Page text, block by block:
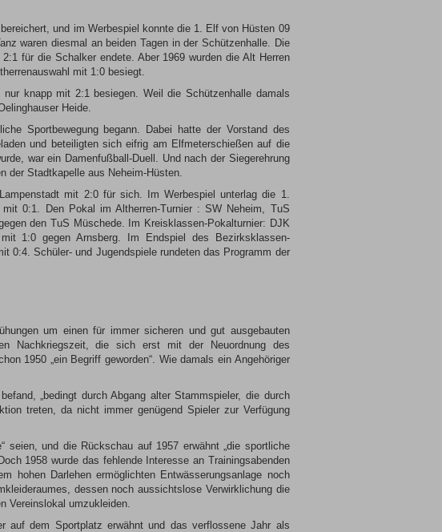
und im Werbespiel konnte die 1. Elf von Hüsten 09
waren diesmal an beiden Tagen in der Schützenhalle. Die
für die Schalker endete. Aber 1969 wurden die Alt Herren
mit 1:0 besiegt.
knapp mit 2:1 besiegen. Weil die Schützenhalle damals
Heide.
Sportbewegung begann. Dabei hatte der Vorstand des
und beteiligten sich eifrig am Elfmeterschießen auf die
war ein Damenfußball-Duell. Und nach der Siegerehrung
der Stadtkapelle aus Neheim-Hüsten.
mit 2:0 für sich. Im Werbespiel unterlag die 1.
0:1. Den Pokal im Altherren-Turnier : SW Neheim, TuS
den TuS Müschede. Im Kreisklassen-Pokalturnier: DJK
1:0 gegen Arnsberg. Im Endspiel des Bezirksklassen-
0:4. Schüler- und Jugendspiele rundeten das Programm der
um einen für immer sicheren und gut ausgebauten
Nachkriegszeit, die sich erst mit der Neuordnung des
1950 „ein Begriff geworden“. Wie damals ein Angehöriger
„bedingt durch Abgang alter Stammspieler, die durch
treten, da nicht immer genügend Spieler zur Verfügung
seien, und die Rückschau auf 1957 erwähnt „die sportliche
1958 wurde das fehlende Interesse an Trainingsabenden
hohen Darlehen ermöglichten Entwässerungsanlage noch
dessen noch aussichtslose Verwirklichung die
Vereinslokal umzukleiden.
auf dem Sportplatz erwähnt und das verflossene Jahr als